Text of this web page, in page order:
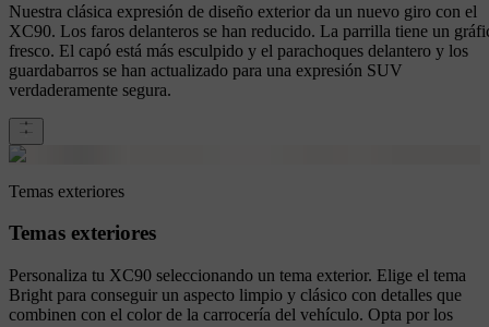
Nuestra clásica expresión de diseño exterior da un nuevo giro con el
XC90. Los faros delanteros se han reducido. La parrilla tiene un
fresco. El capó está más esculpido y el parachoques delantero y los
guardabarros se han actualizado para una expresión SUV
verdaderamente segura.
Temas exteriores
Temas exteriores
Personaliza tu XC90 seleccionando un tema exterior. Elige el tema
Bright para conseguir un aspecto limpio y clásico con detalles que
combinen con el color de la carrocería del vehículo. Opta por los